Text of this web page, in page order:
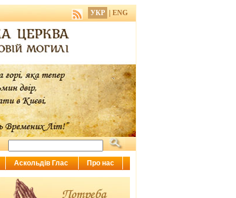
УКР ENG
Аскольдів Глас Про нас